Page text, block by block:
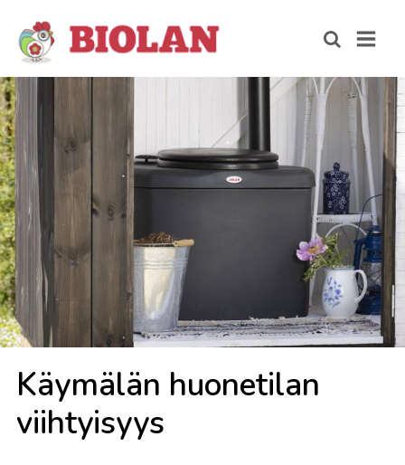
Käy­mä­län huo­ne­ti­lan
viih­tyi­syys